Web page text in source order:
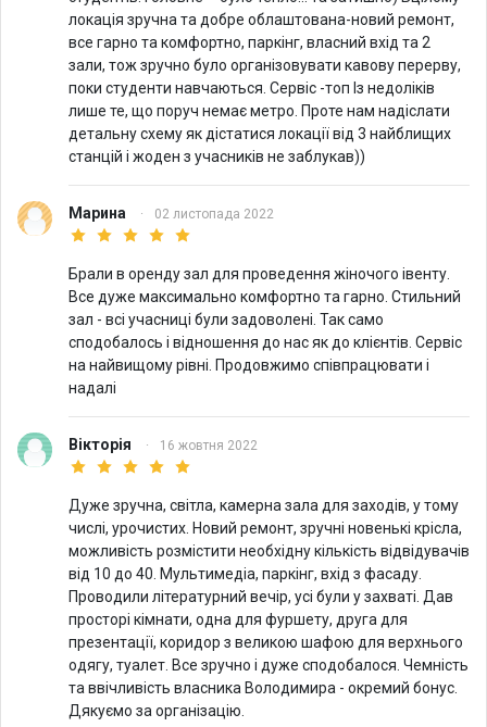
локація зручна та добре облаштована-новий ремонт,
все гарно та комфортно, паркінг, власний вхід та 2
зали, тож зручно було організовувати кавову перерву,
поки студенти навчаються. Сервіс -топ Із недоліків
лише те, що поруч немає метро. Проте нам надіслати
детальну схему як дістатися локації від 3 найблищих
станцій і жоден з учасників не заблукав))
Марина · 02 листопада 2022
Брали в оренду зал для проведення жіночого івенту.
Все дуже максимально комфортно та гарно. Стильний
зал - всі учасниці були задоволені. Так само
сподобалось і відношення до нас як до клієнтів. Сервіс
на найвищому рівні. Продовжимо співпрацювати і
надалі
Вікторія · 16 жовтня 2022
Дуже зручна, світла, камерна зала для заходів, у тому
числі, урочистих. Новий ремонт, зручні новенькі крісла,
можливість розмістити необхідну кількість відвідувачів
від 10 до 40. Мультимедіа, паркінг, вхід з фасаду.
Проводили літературний вечір, усі були у захваті. Дав
просторі кімнати, одна для фуршету, друга для
презентації, коридор з великою шафою для верхнього
одягу, туалет. Все зручно і дуже сподобалося. Чемність
та ввічливість власника Володимира - окремий бонус.
Дякуємо за організацію.